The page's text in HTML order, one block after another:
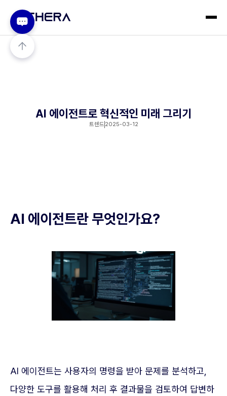
AI 에이전트로 혁신적인 미래 그리기
트렌드 2025-03-12
AI 에이전트란 무엇인가요?
AI 에이전트는 사용자의 명령을 받아 문제를 분석하고,
다양한 도구를 활용해 처리 후 결과물을 검토하여 답변하